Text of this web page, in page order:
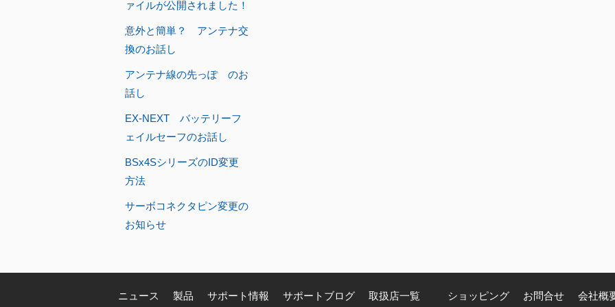
ァイルが公開されました！
意外と簡単？ アンテナ交
換のお話し
アンテナ線の先っぽ のお
話し
EX-NEXT バッテリーフ
ェイルセーフのお話し
BSx4SシリーズのID変更
方法
サーボコネクタピン変更の
お知らせ
ニュース 製品 サポート情報 サポートブログ 取扱店一覧 ショッピング お問合せ 会社概